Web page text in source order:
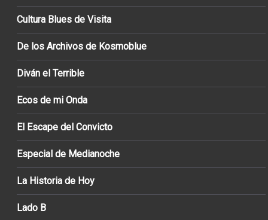
Cultura Blues de Visita
De los Archivos de Kosmoblue
Diván el Terrible
Ecos de mi Onda
El Escape del Convicto
Especial de Medianoche
La Historia de Hoy
Lado B